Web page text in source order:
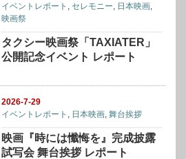
イベントレポート , セレモニー, 日本映画,
映画祭
タクシー映画祭「TAXIATER」
公開記念イベント レポート
2026-7-29
イベントレポート , 日本映画,舞台挨拶
映画『時には懺悔を』完成披露
試写会 舞台挨拶 レポート